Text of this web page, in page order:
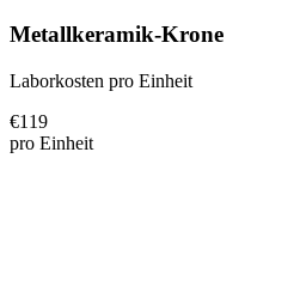
Metallkeramik-Krone
Laborkosten pro Einheit
€119
pro Einheit